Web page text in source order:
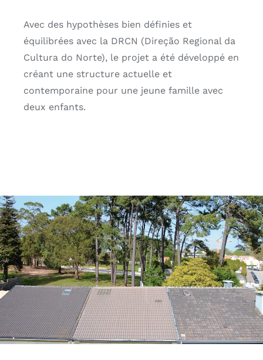
Avec des hypothèses bien définies et
équilibrées avec la DRCN (Direção Regional da
Cultura do Norte), le projet a été développé en
créant une structure actuelle et
contemporaine pour une jeune famille avec
deux enfants.